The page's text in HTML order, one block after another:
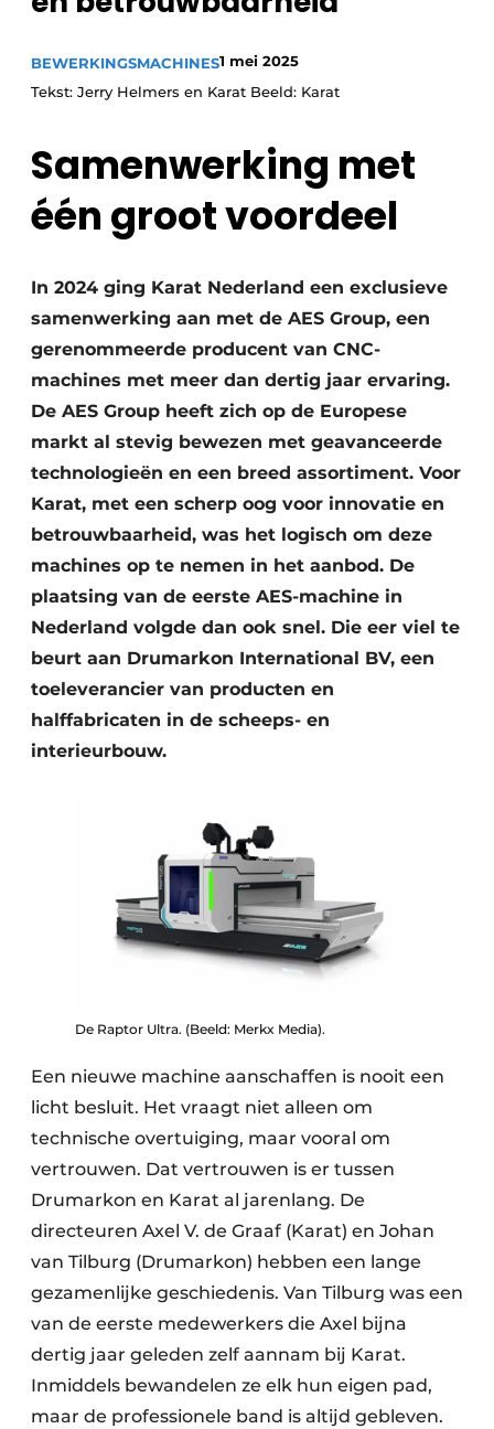
Vacature aanmelden
Video’s
BEWERKINGSMACHINES1 mei 2025
Tekst: Jerry Helmers en Karat Beeld: Karat
Samenwerking met
één groot voordeel
In 2024 ging Karat Nederland een exclusieve
samenwerking aan met de AES Group, een
gerenommeerde producent van CNC-
machines met meer dan dertig jaar ervaring.
De AES Group heeft zich op de Europese
markt al stevig bewezen met geavanceerde
technologieën en een breed assortiment. Voor
Karat, met een scherp oog voor innovatie en
betrouwbaarheid, was het logisch om deze
machines op te nemen in het aanbod. De
plaatsing van de eerste AES-machine in
Nederland volgde dan ook snel. Die eer viel te
beurt aan Drumarkon International BV, een
toeleverancier van producten en
halffabricaten in de scheeps- en
interieurbouw.
De Raptor Ultra. (Beeld: Merkx Media).
Een nieuwe machine aanschaffen is nooit een
licht besluit. Het vraagt niet alleen om
technische overtuiging, maar vooral om
vertrouwen. Dat vertrouwen is er tussen
Drumarkon en Karat al jarenlang. De
directeuren Axel V. de Graaf (Karat) en Johan
van Tilburg (Drumarkon) hebben een lange
gezamenlijke geschiedenis. Van Tilburg was een
van de eerste medewerkers die Axel bijna
dertig jaar geleden zelf aannam bij Karat.
Inmiddels bewandelen ze elk hun eigen pad,
maar de professionele band is altijd gebleven.